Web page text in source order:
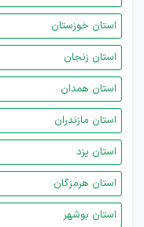
استان خوزستان
استان زنجان
استان همدان
استان مازندران
استان یزد
استان هرمزگان
استان بوشهر